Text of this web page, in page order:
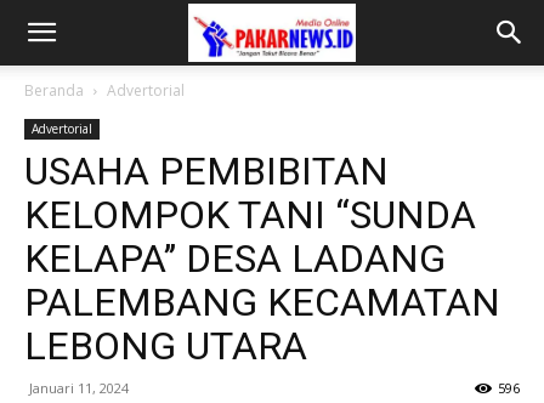
Beranda Advertorial
Advertorial
USAHA PEMBIBITAN
KELOMPOK TANI “SUNDA
KELAPA’’ DESA LADANG
PALEMBANG KECAMATAN
LEBONG UTARA
Januari 11, 2024 596